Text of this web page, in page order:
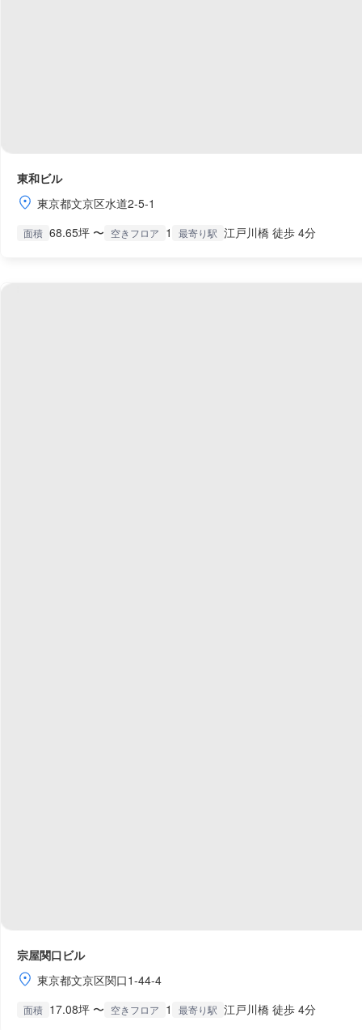
東和ビル
東京都文京区水道2-5-1
面積 68.65坪 〜 空きフロア 1 最寄り駅 江戸川橋 徒歩 4分
宗屋関口ビル
東京都文京区関口1-44-4
面積 17.08坪 〜 空きフロア 1 最寄り駅 江戸川橋 徒歩 4分